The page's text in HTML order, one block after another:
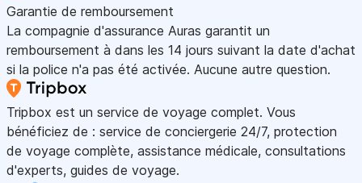
Garantie de remboursement
La compagnie d'assurance Auras garantit un
remboursement à dans les 14 jours suivant la date d'achat
si la police n'a pas été activée. Aucune autre question.
Tripbox est un service de voyage complet. Vous
bénéficiez de : service de conciergerie 24/7, protection
de voyage complète, assistance médicale, consultations
d'experts, guides de voyage.